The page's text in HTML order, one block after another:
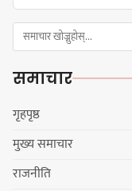
समाचार
गृहपृष्ठ
मुख्य समाचार
राजनीति